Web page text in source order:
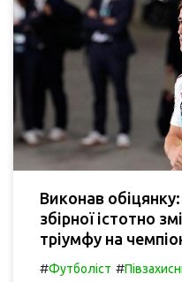
Виконав обіцянку:
збірної істотно
тріумфу на
#Футболіст #